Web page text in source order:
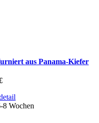
aus Panama-Kiefer
Wochen